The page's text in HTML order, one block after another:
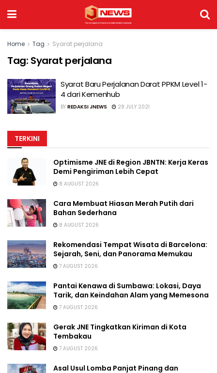
Home Tag Syarat perjalana
Tag: Syarat perjalana
Syarat Baru Perjalanan Darat PPKM Level 1-
4 dari Kemenhub
BY REDAKSI JNEWS 28 JULY 2021
TERKINI
Optimisme JNE di Region JBNTN: Kerja Keras
Demi Pengiriman Lebih Cepat
8 AUGUST 2026
Cara Membuat Hiasan Merah Putih dari
Bahan Sederhana
8 AUGUST 2026
Rekomendasi Tempat Wisata di Barcelona:
Sejarah, Seni, dan Panorama Memukau
7 AUGUST 2026
Pantai Kenawa di Sumbawa: Lokasi, Daya
Tarik, dan Keindahan Alam yang Memesona
7 AUGUST 2026
Gerak JNE Tingkatkan Kiriman di Kota
Tembakau
7 AUGUST 2026
Asal Usul Lomba Panjat Pinang dan